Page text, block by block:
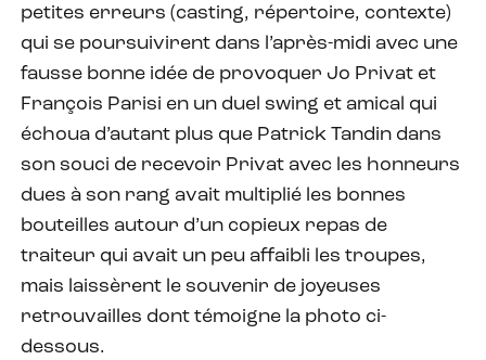
petites erreurs (casting, répertoire, contexte)
qui se poursuivirent dans l’après-midi avec une
fausse bonne idée de provoquer Jo Privat et
François Parisi en un duel swing et amical qui
échoua d’autant plus que Patrick Tandin dans
son souci de recevoir Privat avec les honneurs
dues à son rang avait multiplié les bonnes
bouteilles autour d’un copieux repas de
traiteur qui avait un peu affaibli les troupes,
mais laissèrent le souvenir de joyeuses
retrouvailles dont témoigne la photo ci-
dessous.